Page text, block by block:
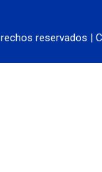
reservados |